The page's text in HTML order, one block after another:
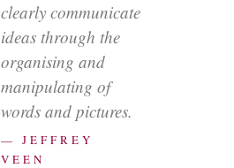
clearly communicate
ideas through the
organising and
manipulating of
words and pictures.
— JEFFREY
VEEN